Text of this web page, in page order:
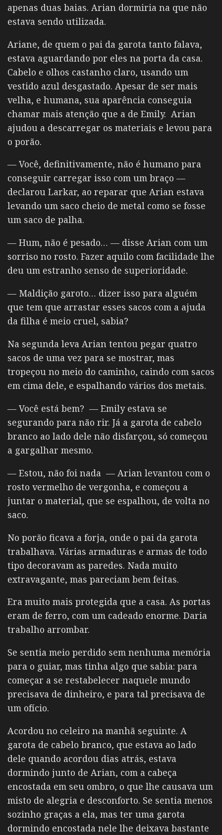
apenas duas baias. Arian dormiria na que não
estava sendo utilizada.
Ariane, de quem o pai da garota tanto falava,
estava aguardando por eles na porta da casa.
Cabelo e olhos castanho claro, usando um
vestido azul desgastado. Apesar de ser mais
velha, e humana, sua aparência conseguia
chamar mais atenção que a de Emily. Arian
ajudou a descarregar os materiais e levou para
o porão.
— Você, definitivamente, não é humano para
conseguir carregar isso com um braço —
declarou Larkar, ao reparar que Arian estava
levando um saco cheio de metal como se fosse
um saco de palha.
— Hum, não é pesado… — disse Arian com um
sorriso no rosto. Fazer aquilo com facilidade lhe
deu um estranho senso de superioridade.
— Maldição garoto… dizer isso para alguém
que tem que arrastar esses sacos com a ajuda
da filha é meio cruel, sabia?
Na segunda leva Arian tentou pegar quatro
sacos de uma vez para se mostrar, mas
tropeçou no meio do caminho, caindo com sacos
em cima dele, e espalhando vários dos metais.
— Você está bem? — Emily estava se
segurando para não rir. Já a garota de cabelo
branco ao lado dele não disfarçou, só começou
a gargalhar mesmo.
— Estou, não foi nada — Arian levantou com o
rosto vermelho de vergonha, e começou a
juntar o material, que se espalhou, de volta no
saco.
No porão ficava a forja, onde o pai da garota
trabalhava. Várias armaduras e armas de todo
tipo decoravam as paredes. Nada muito
extravagante, mas pareciam bem feitas.
Era muito mais protegida que a casa. As portas
eram de ferro, com um cadeado enorme. Daria
trabalho arrombar.
Se sentia meio perdido sem nenhuma memória
para o guiar, mas tinha algo que sabia: para
começar a se restabelecer naquele mundo
precisava de dinheiro, e para tal precisava de
um ofício.
Acordou no celeiro na manhã seguinte. A
garota de cabelo branco, que estava ao lado
dele quando acordou dias atrás, estava
dormindo junto de Arian, com a cabeça
encostada em seu ombro, o que lhe causava um
misto de alegria e desconforto. Se sentia menos
sozinho graças a ela, mas ter uma garota
dormindo encostada nele lhe deixava bastante